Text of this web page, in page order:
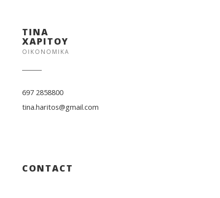
ΤΙΝΑ
ΧΑΡΙΤΟΥ
ΟΙΚΟΝΟΜΙΚΑ
697 2858800
tina.haritos@gmail.com
CONTACT